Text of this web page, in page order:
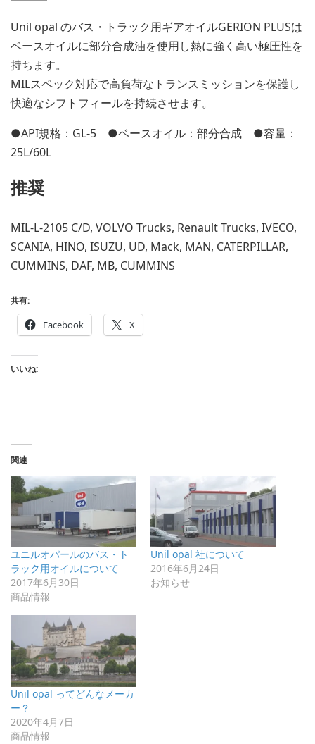
Unil opal のバス・トラック用ギアオイルGERION PLUSは
ベースオイルに部分合成油を使用し熱に強く高い極圧性を
持ちます。
MILスペック対応で高負荷なトランスミッションを保護し
快適なシフトフィールを持続させます。
●API規格：GL-5 ●ベースオイル：部分合成 ●容量：
25L/60L
推奨
MIL-L-2105 C/D, VOLVO Trucks, Renault Trucks, IVECO,
SCANIA, HINO, ISUZU, UD, Mack, MAN, CATERPILLAR,
CUMMINS, DAF, MB, CUMMINS
共有:
Facebook X
いいね:
関連
ユニルオパールのバス・ト
ラック用オイルについて
2017年6月30日
商品情報
Unil opal 社について
2016年6月24日
お知らせ
Unil opal ってどんなメーカ
ー？
2020年4月7日
商品情報